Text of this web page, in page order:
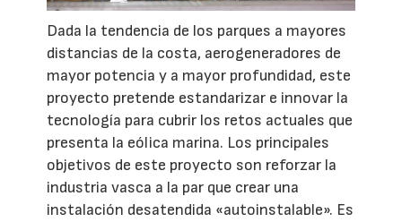
Dada la tendencia de los parques a mayores
distancias de la costa, aerogeneradores de
mayor potencia y a mayor profundidad, este
proyecto pretende estandarizar e innovar la
tecnología para cubrir los retos actuales que
presenta la eólica marina. Los principales
objetivos de este proyecto son reforzar la
industria vasca a la par que crear una
instalación desatendida «autoinstalable». Es